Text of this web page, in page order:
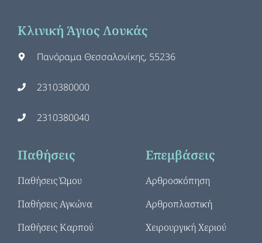
Κλινική Άγιος Λουκάς
Πανόραμα Θεσσαλονίκης, 55236
2310380000
2310380040
Παθήσεις
Παθήσεις Ώμου
Παθήσεις Αγκώνα
Παθήσεις Καρπού
Επεμβάσεις
Αρθροσκόπηση
Αρθροπλαστική
Χειρουργική Χεριού